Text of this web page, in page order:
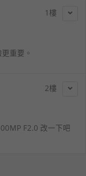
1
重要。
2
F2.0 改一下吧